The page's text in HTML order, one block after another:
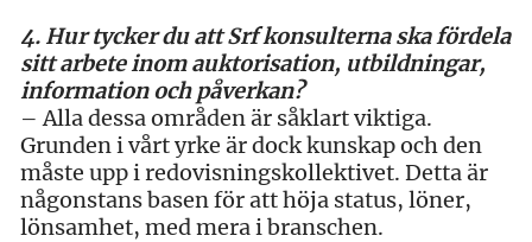
4. Hur tycker du att Srf konsulterna ska fördela
sitt arbete inom auktorisation, utbildningar,
information och påverkan?
– Alla dessa områden är såklart viktiga.
Grunden i vårt yrke är dock kunskap och den
måste upp i redovisningskollektivet. Detta är
någonstans basen för att höja status, löner,
lönsamhet, med mera i branschen.